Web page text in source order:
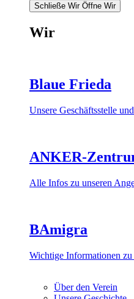
Schließe Wir Öffne Wir
Wir
Blaue Frieda
Unsere Geschäftsstelle
ANKER-
Alle Infos zu unseren
BAmigra
Wichtige Informationen zu
Über den Verein